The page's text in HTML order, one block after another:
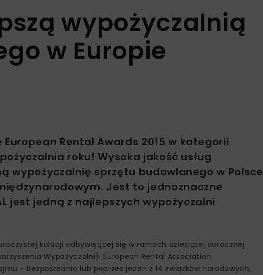
wypożyczalnią
w Europie
European Rental Awards 2015 w kategorii
roku! Wysoka jakość usług
wypożyczalnię sprzętu budowlanego w Polsce
Jest to jednoznaczne
jest jedną z najlepszych wypożyczalni
kolacji odbywającej się w ramach dziesiątej dorocznej
Wypożyczalni). European Rental Association
- bezpośrednio lub poprzez jeden z 14 związków narodowych,